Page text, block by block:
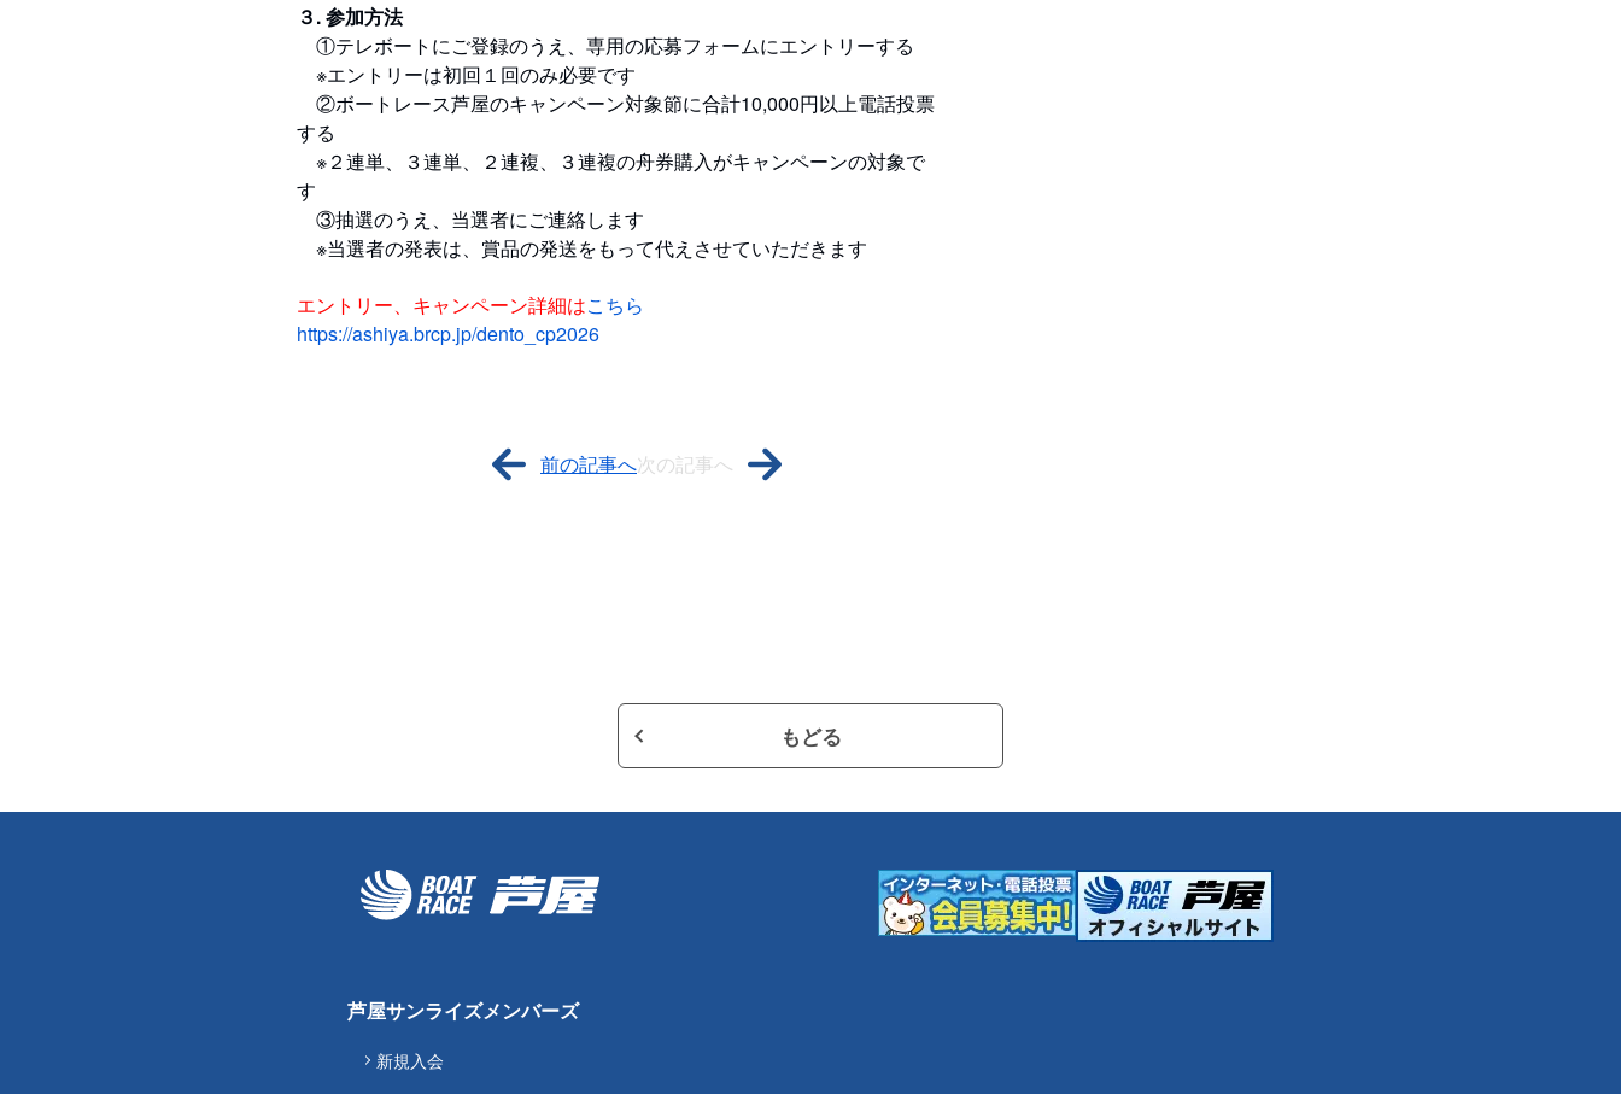
３. 参加方法
①テレボートにご登録のうえ、専用の応募フォームにエントリーする
※エントリーは初回１回のみ必要です
②ボートレース芦屋のキャンペーン対象節に合計10,000円以上電話投票
する
※２連単、３連単、２連複、３連複の舟券購入がキャンペーンの対象で
す
③抽選のうえ、当選者にご連絡します
※当選者の発表は、賞品の発送をもって代えさせていただきます
エントリー、キャンペーン詳細はこちら
https://ashiya.brcp.jp/dento_cp2026
前の記事へ次の記事へ
もどる
芦屋サンライズメンバーズ
新規入会